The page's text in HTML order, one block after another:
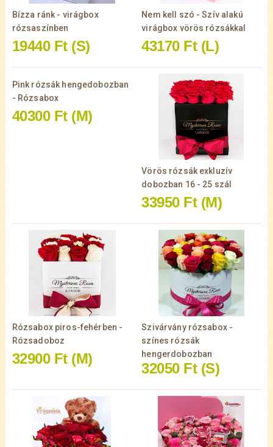
Bízza ránk - virágbox
rózsaszínben
19440 Ft (S)
Nem kell szó - Szív alakú
virágbox vörös rózsákkal
43170 Ft (L)
Pink rózsák hengedobozban
- Rózsabox
40300 Ft (M)
Vörös rózsák exkluzív
dobozban 16 - 25 szál
33950 Ft (M)
Rózsabox piros-fehérben -
Rózsadoboz
32900 Ft (M)
Szivárvány rózsabox -
színes rózsák
hengerdobozban
32050 Ft (S)